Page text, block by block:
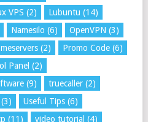
VPS (2) Lubuntu (14)
Namesilo (6) OpenVPN (3)
(2) Promo Code(6)
Panel (2)
(9) truecaller(2)
(3) Useful Tips(6)
(11) video tutorial (4)